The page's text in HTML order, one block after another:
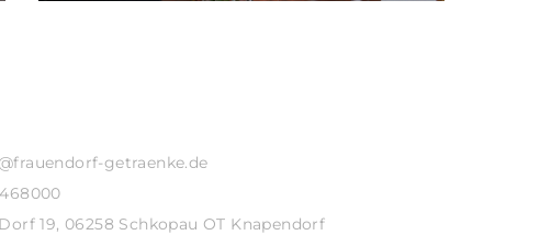
getraenke.de
19, 06258 Schkopau OT Knapendorf